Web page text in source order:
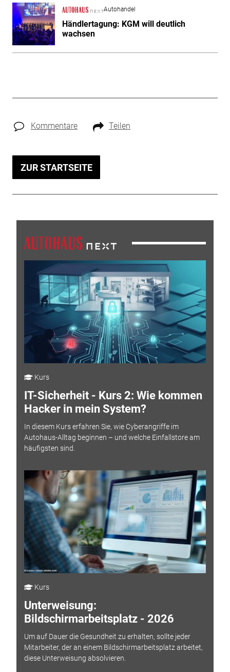
Autohandel
Händlertagung: KGM will deutlich
wachsen
Kommentare Teilen
ZUR STARTSEITE
Kurs
IT-Sicherheit - Kurs 2: Wie kommen
Hacker in mein System?
In diesem Kurs erfahren Sie, wie Cyberangriffe im
Autohaus-Alltag beginnen – und welche Einfallstore am
häufigsten sind.
Kurs
Unterweisung:
Bildschirmarbeitsplatz - 2026
Um auf Dauer die Gesundheit zu erhalten, sollte jeder
Mitarbeiter, der an einem Bildschirmarbeitsplatz arbeitet,
diese Unterweisung absolvieren.